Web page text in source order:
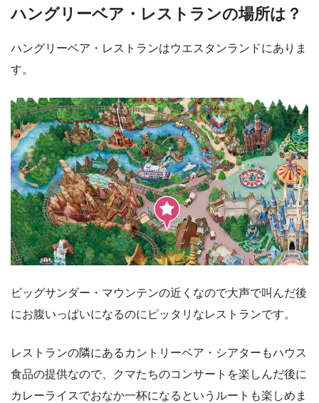
ハングリーベア・レストランの場所は？
ハングリーベア・レストランはウエスタンランドにありま
す。
ビッグサンダー・マウンテンの近くなので大声で叫んだ後
にお腹いっぱいになるのにピッタリなレストランです。
レストランの隣にあるカントリーベア・シアターもハウス
食品の提供なので、クマたちのコンサートを楽しんだ後に
カレーライスでおなか一杯になるというルートも楽しめま